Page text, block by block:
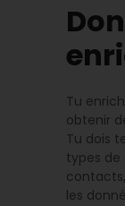
Tu
obtenir
Tu dois
types de
les